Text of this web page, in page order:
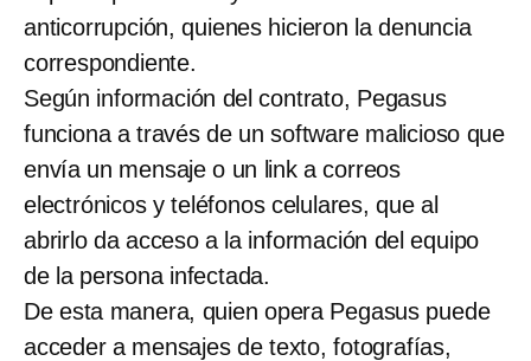
anticorrupción, quienes hicieron la denuncia
correspondiente.
Según información del contrato, Pegasus
funciona a través de un software malicioso que
envía un mensaje o un link a correos
electrónicos y teléfonos celulares, que al
abrirlo da acceso a la información del equipo
de la persona infectada.
De esta manera, quien opera Pegasus puede
acceder a mensajes de texto, fotografías,